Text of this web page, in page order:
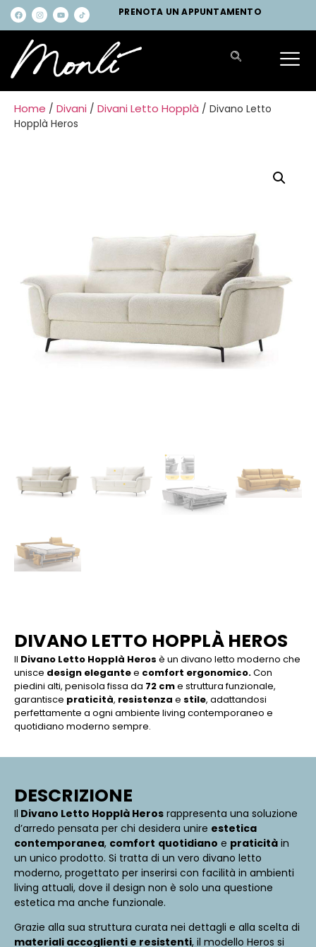
PRENOTA UN APPUNTAMENTO
Home / Divani / Divani Letto Hopplà / Divano Letto
Hopplà Heros
DIVANO LETTO HOPPLÀ HEROS
Il Divano Letto Hopplà Heros è un divano letto moderno che
unisce design elegantee comfort ergonomico.Con
piedini alti, penisola fissa da 72 cme struttura funzionale,
garantisce praticità, resistenza e stile, adattandosi
perfettamente a ogni ambiente living contemporaneo e
quotidiano moderno sempre.
DESCRIZIONE
Il Divano Letto Hopplà Heros rappresenta una soluzione
d’arredo pensata per chi desidera unire estetica
contemporanea, comfort quotidiano e praticità in
un unico prodotto. Si tratta di un vero divano letto
moderno, progettato per inserirsi con facilità in ambienti
living attuali, dove il design non è solo una questione
estetica ma anche funzionale.
Grazie alla sua struttura curata nei dettagli e alla scelta di
materiali accoglienti e resistenti, il modello Heros si